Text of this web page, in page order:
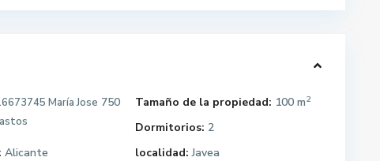
María Jose 750 Tamaño de la propiedad: 100 m2
Dormitorios: 2
Alicante localidad: Javea